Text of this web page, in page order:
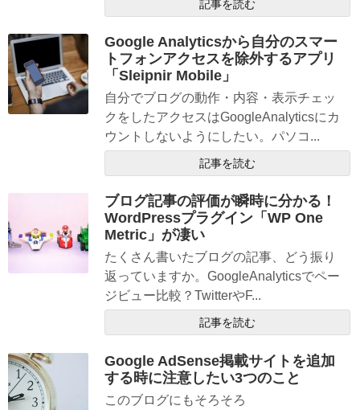
記事を読む
Google Analyticsから自分のスマー
トフォンアクセスを除外するアプリ
「Sleipnir Mobile」
自分でブログの動作・内容・表示チェッ
クをしたアクセスはGoogleAnalyticsにカ
ウントしないようにしたい。パソコ...
記事を読む
ブログ記事の評価が瞬時に分かる！
WordPressプラグイン「WP One
Metric」が凄い
たくさん書いたブログの記事、どう振り
返っていますか。GoogleAnalyticsでペー
ジビュー比較？TwitterやF...
記事を読む
Google AdSense掲載サイトを追加
する時に注意したい3つのこと
このブログにもそろそろ